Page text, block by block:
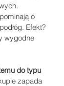
o
Efekt?
wygodne
do typu
zapada